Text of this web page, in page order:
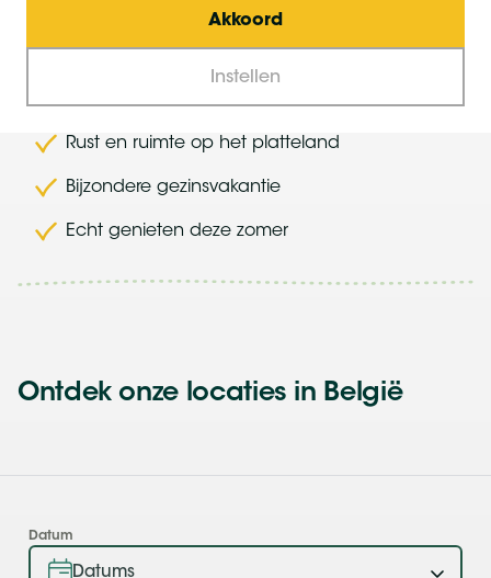
Akkoord
Instellen
Rust en ruimte op het platteland
Bijzondere gezinsvakantie
Echt genieten deze zomer
Ontdek onze locaties in België
Datum